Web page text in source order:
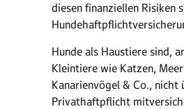
diesen finanziellen Risiken
Hunde als Haustiere sind,
Kleintiere wie Katzen,
Kanarienvögel & Co., nicht
Privathaftpflicht